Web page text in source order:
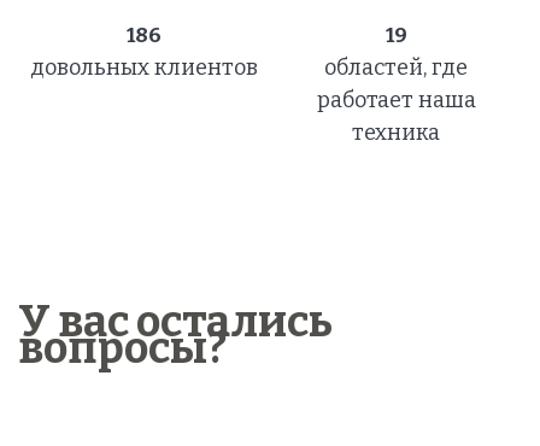
186
довольных клиентов
19
областей, где
работает наша
техника
У вас остались
вопросы?